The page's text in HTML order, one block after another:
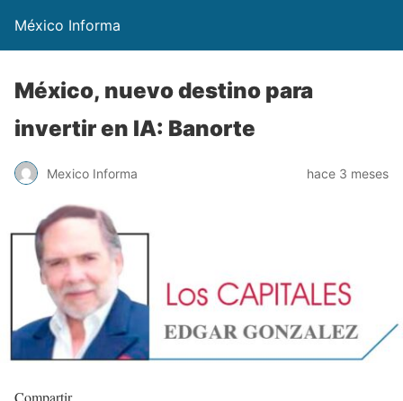
México Informa
México, nuevo destino para
invertir en IA: Banorte
Mexico Informa hace 3 meses
Compartir